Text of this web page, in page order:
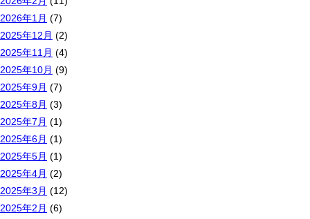
2026年1月 (7)
2025年12月 (2)
2025年11月 (4)
2025年10月 (9)
2025年9月 (7)
2025年8月 (3)
2025年7月 (1)
2025年6月 (1)
2025年5月 (1)
2025年4月 (2)
2025年3月 (12)
2025年2月 (6)